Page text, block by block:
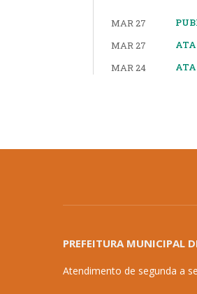
MAR 27
MAR 27
MAR 24
ATA
PREFEITURA MUNICIPAL
Atendimento de segunda a